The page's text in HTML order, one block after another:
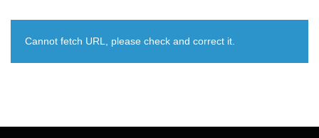
Cannot fetch URL, please check and correct it.